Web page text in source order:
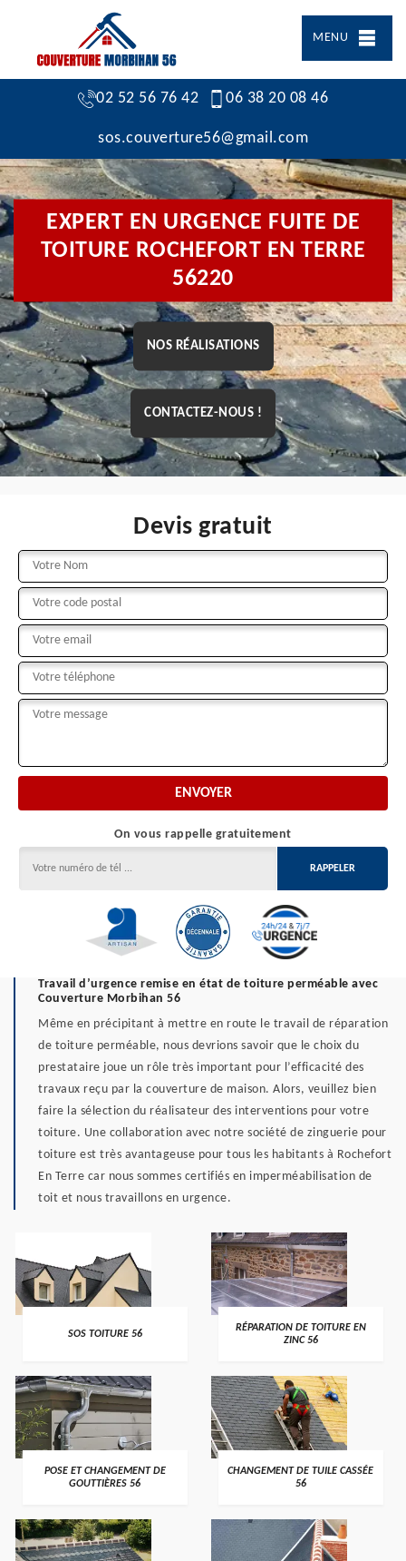
MENU
02 52 56 76 42 06 38 20 08 46
sos.couverture56@gmail.com
EXPERT EN URGENCE FUITE DE
TOITURE ROCHEFORT EN TERRE
56220
NOS RÉALISATIONS
CONTACTEZ-NOUS !
Devis gratuit
On vous rappelle gratuitement
Travail d’urgence remise en état de toiture perméable avec
Couverture Morbihan 56
Même en précipitant à mettre en route le travail de réparation
de toiture perméable, nous devrions savoir que le choix du
prestataire joue un rôle très important pour l’efficacité des
travaux reçu par la couverture de maison. Alors, veuillez bien
faire la sélection du réalisateur des interventions pour votre
toiture. Une collaboration avec notre société de zinguerie pour
toiture est très avantageuse pour tous les habitants à Rochefort
En Terre car nous sommes certifiés en imperméabilisation de
toit et nous travaillons en urgence.
>
SOS TOITURE 56 >
RÉPARATION DE TOITURE EN
ZINC 56
>
POSE ET CHANGEMENT DE
GOUTTIÈRES 56
>
CHANGEMENT DE TUILE CASSÉE
56